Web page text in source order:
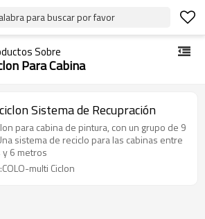
para buscar por favor
Sobre
Para Cabina
Sistema de Recupración
para cabina de pintura, con un grupo de 9
sistema de reciclo para las cabinas entre
6 metros
multi Ciclon